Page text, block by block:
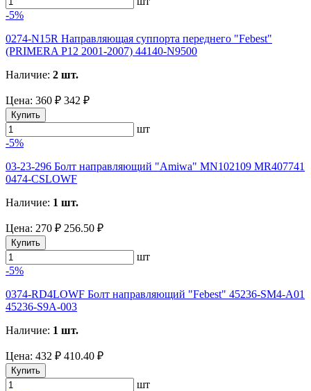
-5%
0274-N15R Направляющая суппорта переднего "Febest"
(PRIMERA P12 2001-2007) 44140-N9500
Наличие: 2 шт.
Цена: 360 ₽ 342 ₽
Купить
шт
-5%
03-23-296 Болт направляющий "Amiwa" MN102109 MR407741
0474-CSLOWF
Наличие: 1 шт.
Цена: 270 ₽ 256.50 ₽
Купить
шт
-5%
0374-RD4LOWF Болт направляющий "Febest" 45236-SM4-A01
45236-S9A-003
Наличие: 1 шт.
Цена: 432 ₽ 410.40 ₽
Купить
шт